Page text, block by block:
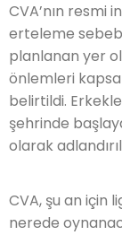
CVA’nın resmi
erteleme
planlanan yer
önlemleri
belirtildi.
şehrinde
olarak
CVA, şu an için
nerede